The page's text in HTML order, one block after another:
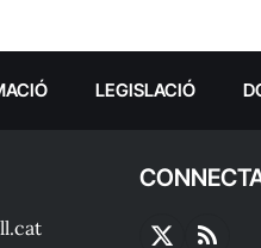
LEGISLACIÓ